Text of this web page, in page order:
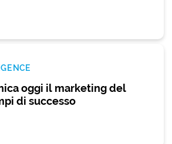
oggi il marketing del
di successo